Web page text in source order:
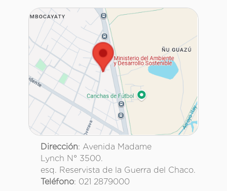
Dirección: Avenida Madame
Lynch N° 3500.
esq. Reservista de la Guerra del Chaco.
Teléfono: 021 2879000